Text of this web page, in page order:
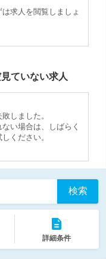
求人を閲覧しましょ
ていない求人
しました。
い場合は、しばらく
ください。
検索
詳細条件